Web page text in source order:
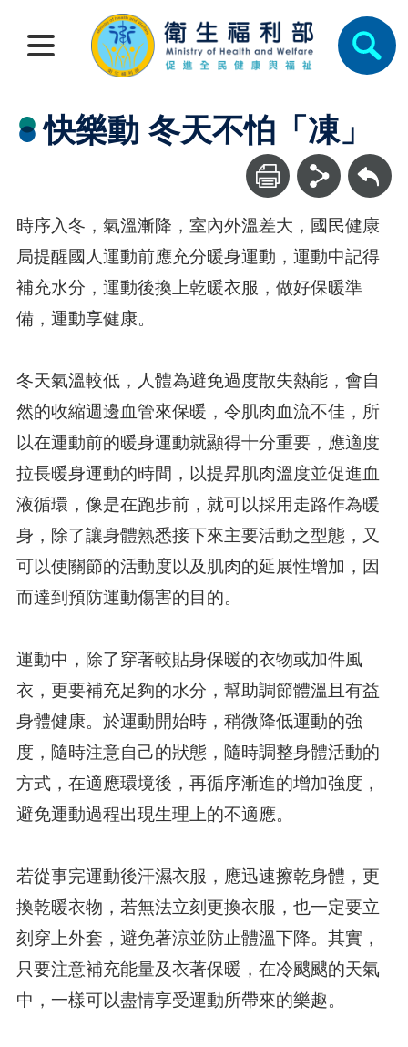
快樂動 冬天不怕「凍」
回上一頁
時序入冬，氣溫漸降，室內外溫差大，國民健康
局提醒國人運動前應充分暖身運動，運動中記得
補充水分，運動後換上乾暖衣服，做好保暖準
備，運動享健康。
冬天氣溫較低，人體為避免過度散失熱能，會自
然的收縮週邊血管來保暖，令肌肉血流不佳，所
以在運動前的暖身運動就顯得十分重要，應適度
拉長暖身運動的時間，以提昇肌肉溫度並促進血
液循環，像是在跑步前，就可以採用走路作為暖
身，除了讓身體熟悉接下來主要活動之型態，又
可以使關節的活動度以及肌肉的延展性增加，因
而達到預防運動傷害的目的。
運動中，除了穿著較貼身保暖的衣物或加件風
衣，更要補充足夠的水分，幫助調節體溫且有益
身體健康。於運動開始時，稍微降低運動的強
度，隨時注意自己的狀態，隨時調整身體活動的
方式，在適應環境後，再循序漸進的增加強度，
避免運動過程出現生理上的不適應。
若從事完運動後汗濕衣服，應迅速擦乾身體，更
換乾暖衣物，若無法立刻更換衣服，也一定要立
刻穿上外套，避免著涼並防止體溫下降。其實，
只要注意補充能量及衣著保暖，在冷颼颼的天氣
中，一樣可以盡情享受運動所帶來的樂趣。